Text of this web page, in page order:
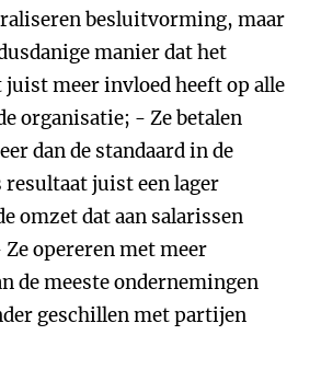
besluitvorming, maar
manier dat het
meer invloed heeft op alle
organisatie; - Ze betalen
dan de standaard in de
resultaat juist een lager
omzet dat aan salarissen
opereren met meer
de meeste ondernemingen
geschillen met partijen